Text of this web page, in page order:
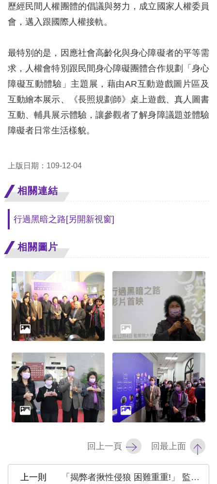
鍵
選
擇
語
兒少版
回
頁
網
站
導
網
站
安
全
政
策
隱
私
權
政
歷經民間人權團體的倡議與努力，成立國家人權委員
會，邁入跟國際人權接軌。
最特別的是，因應社會高齡化與身心障礙者的平等需
求，人權會特別跟民間身心障礙團體合作規劃「身心
障礙互動體驗」主題展，藉由AR互動遊戲圖片區及
互動繪本展示、《長照規劃師》桌上遊戲、真人圖書
互動、輔具展示體驗，讓參觀者了解身障議題並體驗
障礙者日常生活樣貌。
上版日期：109-12-04
相關連結
行過黑暗之路[另開新視窗]
相關圖片
回上一頁 回最上面
「揭弊者揪性侵狼 困難重重!」 監察院呼籲正視揭弊者的保護機制